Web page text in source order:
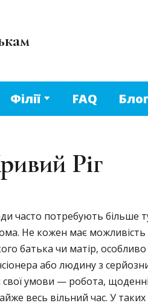
Філії FAQ Блог
Ріг
часто потребують більше
Не кожен має можливість
батька чи матір,
або людину з
умови — робота,
весь вільний час. У